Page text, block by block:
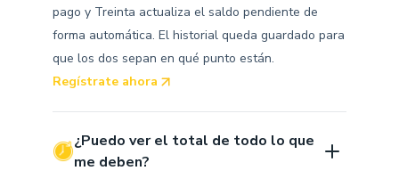
pago y Treinta actualiza el saldo pendiente de
forma automática. El historial queda guardado para
que los dos sepan en qué punto están.
Regístrate ahora
¿Puedo ver el total de todo lo que
me deben?